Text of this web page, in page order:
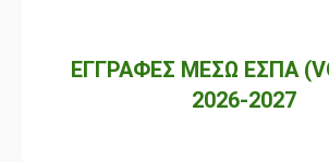
ΕΓΓΡΑΦΕΣ ΜΕΣΩ ΕΣΠΑ
2026-2027